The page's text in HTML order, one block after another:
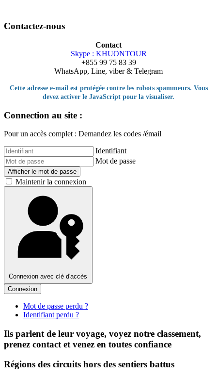
Contactez-nous
Contact
Skype : KHUONTOUR
+855 99 75 83 39
WhatsApp, Line, viber & Telegram
Cette adresse e-mail est protégée contre les robots spammeurs. Vous
devez activer le JavaScript pour la visualiser.
Connection au site :
Pour un accès complet : Demandez les codes /émail
Identifiant
Mot de passe
Afficher le mot de passe
Maintenir la connexion
Connexion avec clé d'accès
Connexion
Mot de passe perdu ?
Identifiant perdu ?
Ils parlent de leur voyage, voyez notre classement,
prenez contact et venez en toutes confiance
Régions des circuits hors des sentiers battus